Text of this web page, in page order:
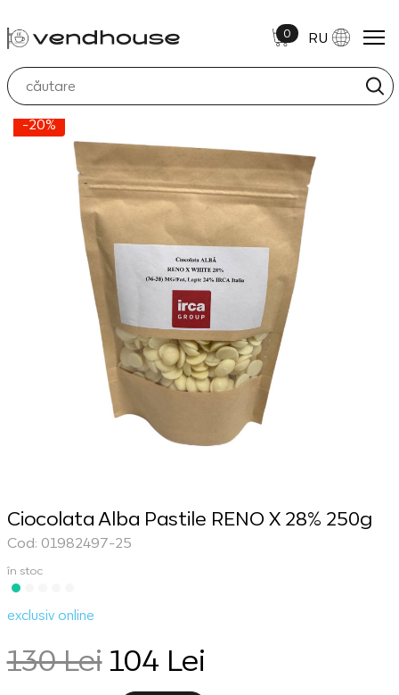
0 RU
-20%
Ciocolata Alba Pastile RENO X 28% 250g
Cod: 01982497-25
în stoc
exclusiv online
130 Lei 104 Lei